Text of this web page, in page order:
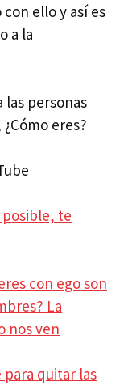
ello y así es
a la
personas
eres?
te
con ego son
La
nos ven
quitar las